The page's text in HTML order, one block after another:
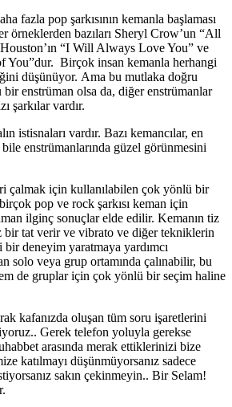
fazla pop şarkısının kemanla başlaması
örneklerden bazıları Sheryl Crow’un “All
“I Will Always Love You” ve
You”dur. Birçok insan kemanla herhangi
düşünüyor. Ama bu mutlaka doğru
enstrüman olsa da, diğer enstrümanlar
şarkılar vardır.
istisnaları vardır. Bazı kemancılar, en
bile enstrümanlarında güzel görünmesini
çalmak için kullanılabilen çok yönlü bir
pop ve rock şarkısı keman için
ilginç sonuçlar elde edilir. Kemanın tiz
bir tat verir ve vibrato ve diğer tekniklerin
deneyim yaratmaya yardımcı
solo veya grup ortamında çalınabilir, bu
de gruplar için çok yönlü bir seçim haline
kafanızda oluşan tüm soru işaretlerini
Gerek telefon yoluyla gerekse
arasında merak ettiklerinizi bize
katılmayı düşünmüyorsanız sadece
sakın çekinmeyin.. Bir Selam!